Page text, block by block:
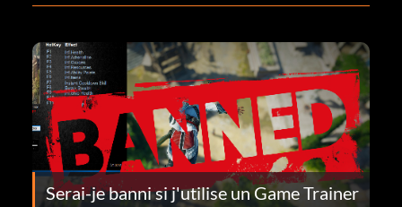
Serai-je banni si j'utilise un Game Trainer